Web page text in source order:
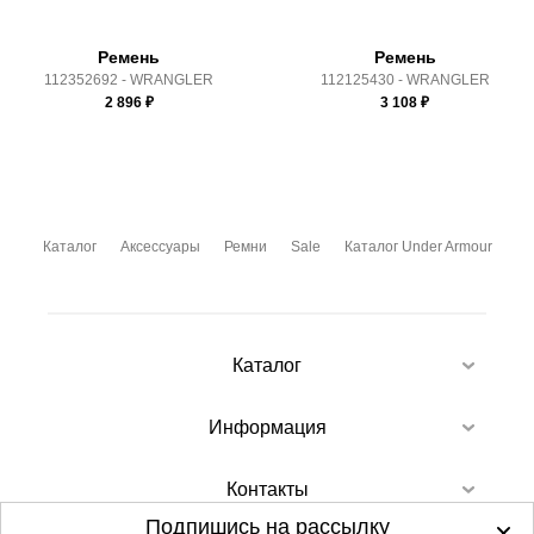
Ремень
112352692 - WRANGLER
2 896₽
Ремень
112125430 - WRANGLER
3 108 ₽
Каталог Аксессуары Ремни Sale Каталог Under Armour
Каталог
Информация
Контакты
Подпишись на рассылку